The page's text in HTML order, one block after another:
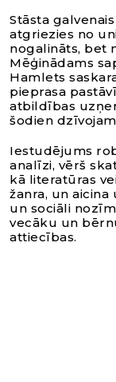
Stāsta
atgriezies no
nogalināts, bet
Mēģinādams
Hamlets
pieprasa
atbildības
šodien
Iestudējums
analīzi, vērš
kā literatūras
žanra, un
un sociāli
vecāku un
attiecības.